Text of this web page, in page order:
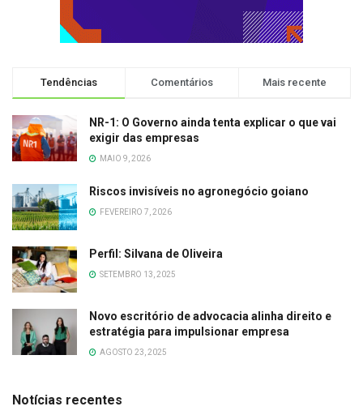
Tendências Comentários Mais recente
NR-1: O Governo ainda tenta explicar o que vai
exigir das empresas
MAIO 9, 2026
Riscos invisíveis no agronegócio goiano
FEVEREIRO 7, 2026
Perfil: Silvana de Oliveira
SETEMBRO 13, 2025
Novo escritório de advocacia alinha direito e
estratégia para impulsionar empresa
AGOSTO 23, 2025
Notícias recentes